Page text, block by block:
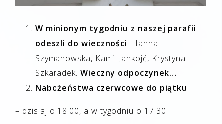
W minionym tygodniu z naszej parafii
odeszli do wieczności: Hanna
Szymanowska, Kamil Jankojć, Krystyna
Szkaradek. Wieczny odpoczynek…
Nabożeństwa czerwcowe do piątku:
– dzisiaj o 18:00, a w tygodniu o 17:30.